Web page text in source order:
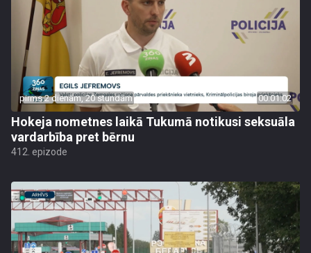
pirms 2 dienām, 20 stundām 00:01:02
Hokeja nometnes laikā Tukumā notikusi seksuāla
vardarbība pret bērnu
412. epizode